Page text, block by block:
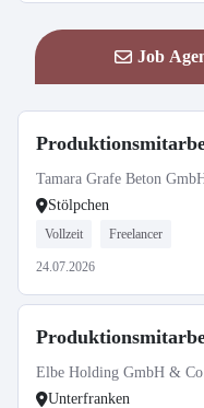
Job
Tamara Grafe Beton
Stölpchen
Vollzeit Freelancer
24.07.2026
Elbe Holding GmbH &
Unterfranken